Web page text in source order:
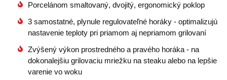
Porcelánom smaltovaný, dvojitý, ergonomický poklop
3 samostatné, plynule regulovateľné horáky - optimalizujú
nastavenie teploty pri priamom aj nepriamom grilovaní
Zvýšený výkon prostredného a pravého horáka - na
dokonalejšiu grilovaciu mriežku na steaku alebo na lepšie
varenie vo woku